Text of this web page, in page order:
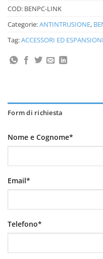
COD: BENPC-LINK
Categorie:ANTINTRUSIONE,
Tag:ACCESSORI ED
Form di richiesta
Nome e Cognome*
Email*
Telefono*